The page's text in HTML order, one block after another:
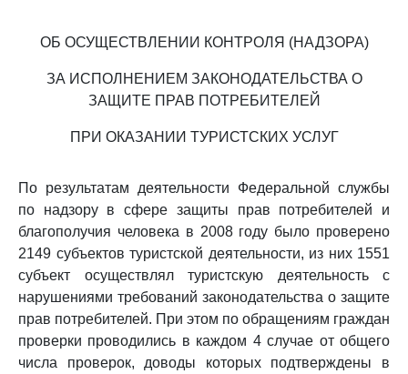
ОБ ОСУЩЕСТВЛЕНИИ КОНТРОЛЯ (НАДЗОРА)
ЗА ИСПОЛНЕНИЕМ ЗАКОНОДАТЕЛЬСТВА О
ЗАЩИТЕ ПРАВ ПОТРЕБИТЕЛЕЙ
ПРИ ОКАЗАНИИ ТУРИСТСКИХ УСЛУГ
По результатам деятельности Федеральной службы
по надзору в сфере защиты прав потребителей и
благополучия человека в 2008 году было проверено
2149 субъектов туристской деятельности, из них 1551
субъект осуществлял туристскую деятельность с
нарушениями требований законодательства о защите
прав потребителей. При этом по обращениям граждан
проверки проводились в каждом 4 случае от общего
числа проверок, доводы которых подтверждены в